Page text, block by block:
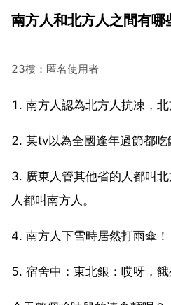
南方人和北方人之間有哪
23樓：匿名使用者
1. 南方人認為北方人抗凍，北
2. 某tv以為全國逢年過節都吃
3. 廣東人管其他省的人都叫
人都叫南方人。
4. 南方人下雪時居然打雨傘！
5. 宿舍中：東北銀：哎呀，